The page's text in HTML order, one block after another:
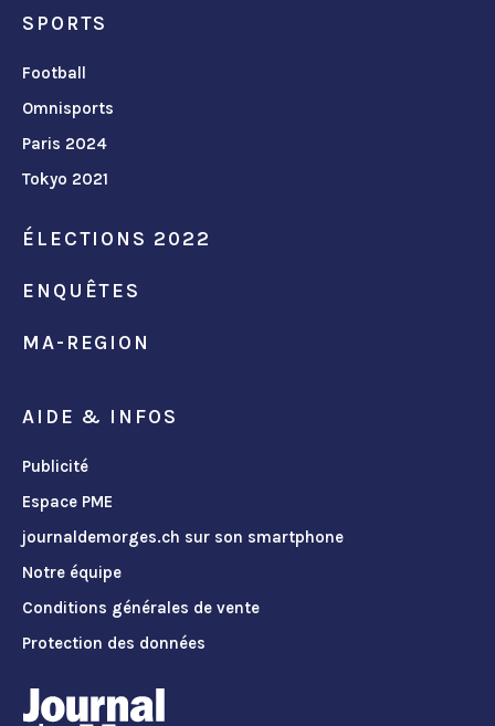
SPORTS
Football
Omnisports
Paris 2024
Tokyo 2021
ÉLECTIONS 2022
ENQUÊTES
MA-REGION
AIDE & INFOS
Publicité
Espace PME
journaldemorges.ch sur son smartphone
Notre équipe
Conditions générales de vente
Protection des données